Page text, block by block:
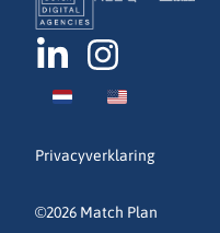
Privacyverklaring
©2026 Match Plan